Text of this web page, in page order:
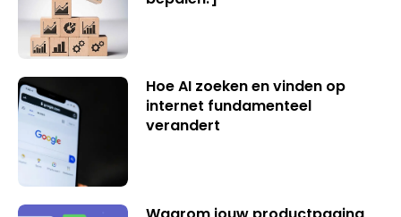
Hoe AI zoeken en vinden op
internet fundamenteel
verandert